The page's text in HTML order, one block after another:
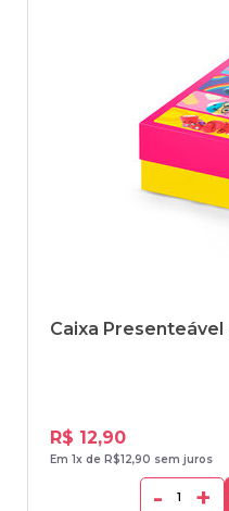
Caixa Presenteável
R$ 12,90
Em 1x de R$12,90 sem juros
- +